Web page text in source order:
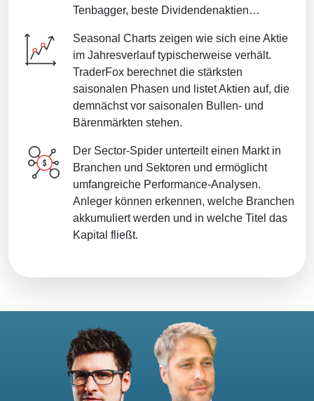
Tenbagger, beste Dividendenaktien…
Seasonal Charts zeigen wie sich eine Aktie
im Jahresverlauf typischerweise verhält.
TraderFox berechnet die stärksten
saisonalen Phasen und listet Aktien auf, die
demnächst vor saisonalen Bullen- und
Bärenmärkten stehen.
Der Sector-Spider unterteilt einen Markt in
Branchen und Sektoren und ermöglicht
umfangreiche Performance-Analysen.
Anleger können erkennen, welche Branchen
akkumuliert werden und in welche Titel das
Kapital fließt.